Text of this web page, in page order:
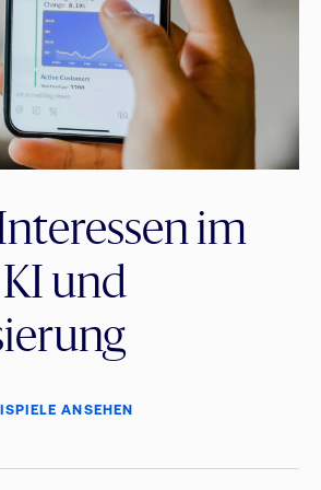
im
und
ANSEHEN